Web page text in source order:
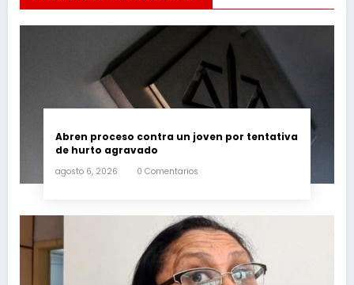
Abren proceso contra un joven por tentativa
de hurto agravado
agosto 6, 2026 0 Comentarios